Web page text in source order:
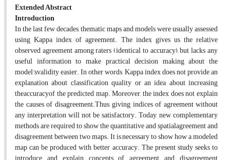
Extended Abstract
Introduction
In the last few decades, thematic maps and models were usually assessed
using Kappa index of agreement. The index gives us the relative
observed agreement among raters (identical to accuracy), but lacks any
useful information to make practical decision making about the
model’svalidity easier. In other words, Kappa index does not provide an
explanation about classification quality or an idea about increasing
theaccuracyof the predicted map. Moreover, the index does not explain
the causes of disagreement.Thus, giving indices of agreement without
any interpretation will not be satisfactory. Today, new complementary
methods are required to show the quantitative and spatialagreement and
disagreement between two maps. It is necessary to show how a modeled
map can be produced with better accuracy. The present study seeks to